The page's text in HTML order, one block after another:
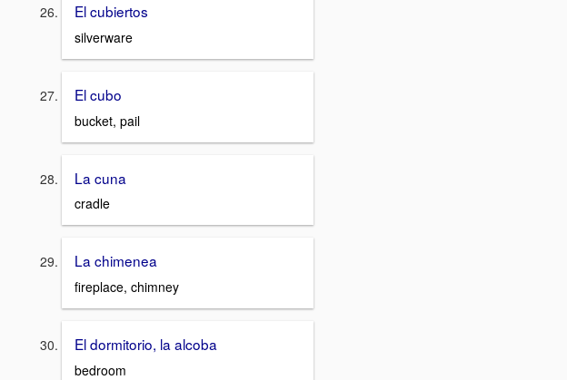
El cubiertos
silverware
El cubo
bucket, pail
La cuna
cradle
La chimenea
fireplace, chimney
El dormitorio, la alcoba
bedroom